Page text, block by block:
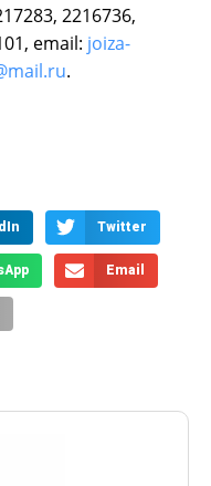
2216736,
email: joiza-
.
Twitter
Email